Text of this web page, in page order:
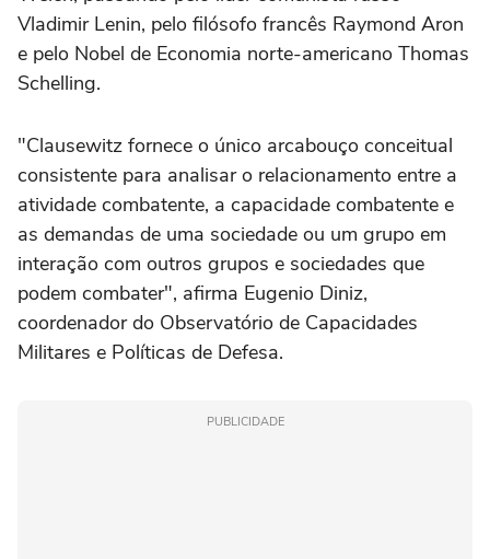
Vladimir Lenin, pelo filósofo francês Raymond Aron
e pelo Nobel de Economia norte-americano Thomas
Schelling.
"Clausewitz fornece o único arcabouço conceitual
consistente para analisar o relacionamento entre a
atividade combatente, a capacidade combatente e
as demandas de uma sociedade ou um grupo em
interação com outros grupos e sociedades que
podem combater", afirma Eugenio Diniz,
coordenador do Observatório de Capacidades
Militares e Políticas de Defesa.
PUBLICIDADE